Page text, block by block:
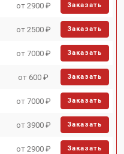
от 2900 ₽ Заказать
от 2500 ₽ Заказать
от 7000 ₽ Заказать
от 600 ₽ Заказать
от 7000 ₽ Заказать
от 3900 ₽ Заказать
от 2900 ₽ Заказать